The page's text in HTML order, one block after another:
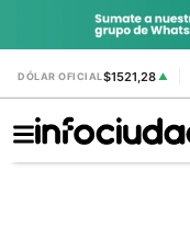
DÓLAR OFICIAL$1521,28 ▲